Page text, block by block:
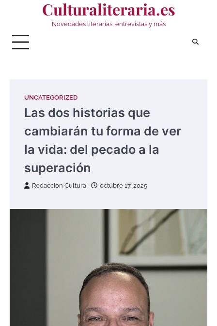
Culturaliteraria.es
Novedades literarias, entrevistas y más
UNCATEGORIZED
Las dos historias que
cambiarán tu forma de ver
la vida: del pecado a la
superación
Redaccion Cultura octubre 17, 2025